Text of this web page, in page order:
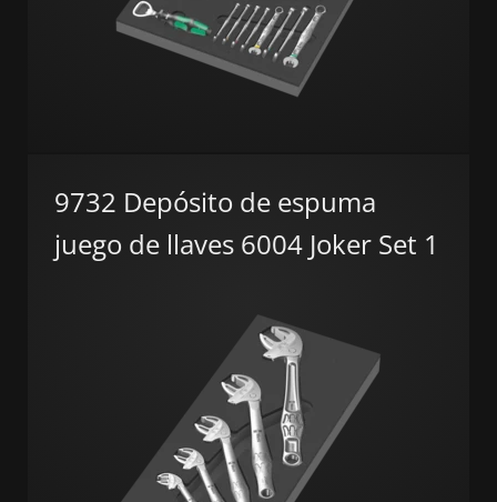
9732 Depósito de espuma
juego de llaves 6004 Joker Set 1